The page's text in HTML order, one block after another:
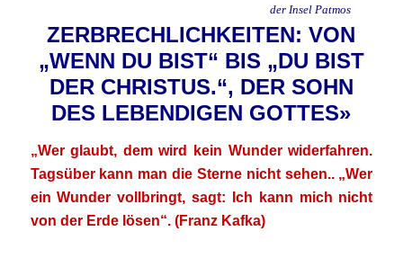
der Insel Patmos
ZERBRECHLICHKEITEN: VON
„WENN DU BIST“ BIS „DU BIST
DER CHRISTUS.“, DER SOHN
DES LEBENDIGEN GOTTES»
„Wer glaubt, dem wird kein Wunder widerfahren.
Tagsüber kann man die Sterne nicht sehen.. „Wer
ein Wunder vollbringt, sagt: Ich kann mich nicht
von der Erde lösen“. (Franz Kafka)